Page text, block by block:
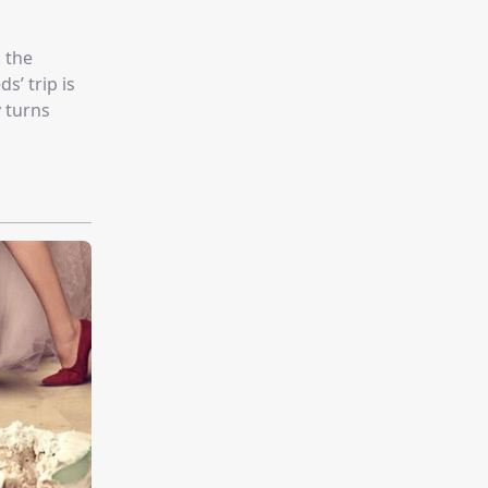
the
trip is
turns